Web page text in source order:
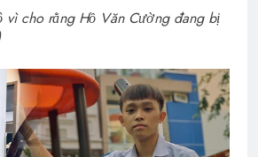
vì cho rằng Hồ Văn Cường đang bị